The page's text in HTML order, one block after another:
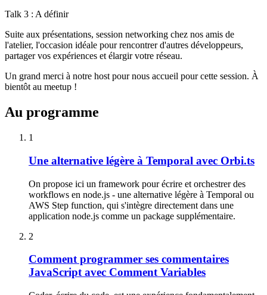
Talk 3 : A définir
Suite aux présentations, session networking chez nos amis de
l'atelier, l'occasion idéale pour rencontrer d'autres développeurs,
partager vos expériences et élargir votre réseau.
Un grand merci à notre host pour nous accueil pour cette session. À
bientôt au meetup !
Au programme
1
Une alternative légère à Temporal avec Orbi.ts
On propose ici un framework pour écrire et orchestrer des
workflows en node.js - une alternative légère à Temporal ou
AWS Step function, qui s'intègre directement dans une
application node.js comme un package supplémentaire.
2
Comment programmer ses commentaires
JavaScript avec Comment Variables